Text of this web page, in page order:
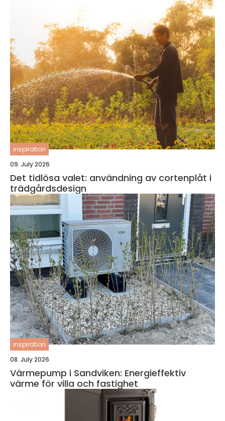
inspiration
09. July 2026
Det tidlösa valet: användning av cortenplåt i
trädgårdsdesign
inspiration
08. July 2026
Värmepump i Sandviken: Energieffektiv
värme för villa och fastighet